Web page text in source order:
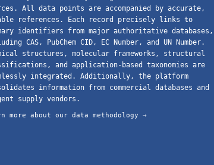
All data points are accompanied by accurate,
references. Each record precisely links to
identifiers from major authoritative databases,
CAS, PubChem CID, EC Number, and UN Number.
structures, molecular frameworks, structural
and application-based taxonomies are
integrated. Additionally, the platform
information from commercial databases and
supply vendors.
more about our data methodology →